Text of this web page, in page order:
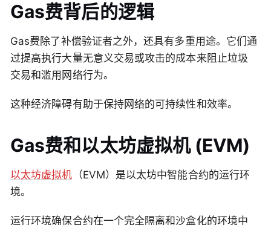
Gas费背后的逻辑
Gas费除了补偿验证者之外，还具有多重用途。它们通
过提高执行大量无意义交易或攻击的成本来阻止垃圾
交易和滥用网络行为。
这种经济障碍有助于保持网络的可持续性和效率。
Gas费和以太坊虚拟机 (EVM)
以太坊虚拟机 （EVM）是以太坊中智能合约的运行环
境。
运行环境确保合约在一个完全隔离和沙盒化的环境中